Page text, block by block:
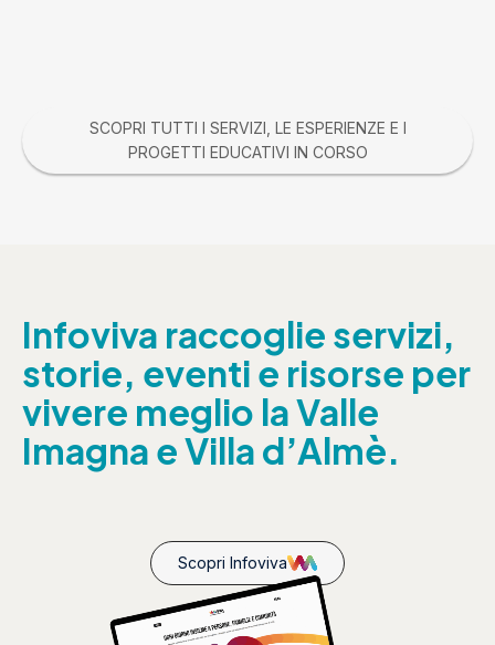
SCOPRI TUTTI I SERVIZI, LE ESPERIENZE E I
PROGETTI EDUCATIVI IN CORSO
Infoviva raccoglie servizi,
storie, eventi e risorse per
vivere meglio la Valle
Imagna e Villa d’Almè.
Scopri Infoviva